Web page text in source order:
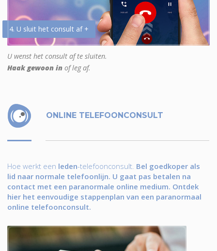
4. U sluit het consult af +
U wenst het consult af te sluiten.
Haak gewoon in of leg af.
ONLINE TELEFOONCONSULT
Hoe werkt een leden-telefoonconsult. Bel goedkoper als
lid naar normale telefoonlijn. U gaat pas betalen na
contact met een paranormale online medium. Ontdek
hier het eenvoudige stappenplan van een paranormaal
online telefoonconsult.